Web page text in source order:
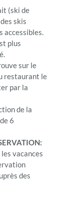
(ski de
skis
accessibles.
plus
sur le
restaurant le
par la
de la
6
vacances
des